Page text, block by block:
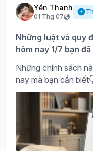
Yến Thanh
01 Thg 07
Những luật và quy
hôm nay 1/7 bạn
Những chính sách
nay mà bạn cần